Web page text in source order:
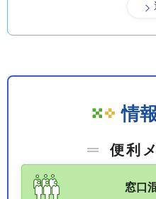
情
便利
窓口